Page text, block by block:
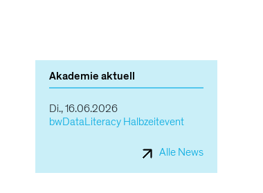
Akademie aktuell
Di., 16.06.2026
bwDataLiteracy Halbzeitevent
Alle News